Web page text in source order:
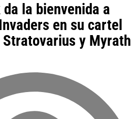
la bienvenida a
en su cartel
y Myrath